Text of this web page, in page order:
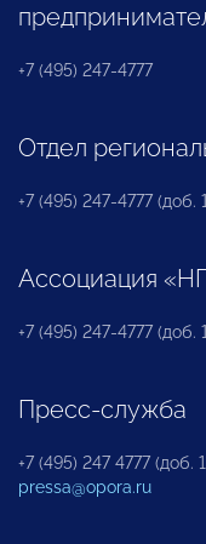
+7 (495) 247-4777
Отдел
+7 (495) 247-4777 (доб.
Ассоциация
+7 (495) 247-4777 (доб.
Пресс-служба
+7 (495) 247 4777 (доб.
pressa@opora.ru